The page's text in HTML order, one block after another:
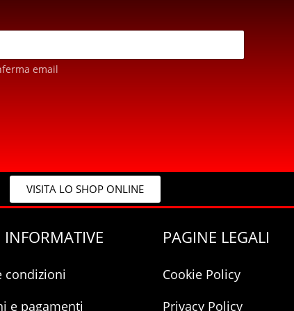
email
VISITA LO SHOP ONLINE
INFORMATIVE
condizioni
e pagamenti
PAGINE LEGALI
Cookie Policy
Privacy Policy